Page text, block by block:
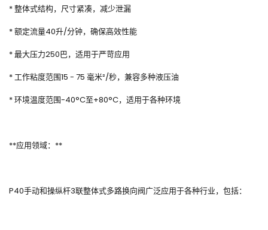
* 整体式结构，尺寸紧凑，减少泄漏
* 额定流量40升/分钟，确保高效性能
* 最大压力250巴，适用于严苛应用
* 工作粘度范围15 - 75 毫米²/秒，兼容多种液压油
* 环境温度范围-40°C至+80°C，适用于各种环境
**应用领域：**
P40手动和操纵杆3联整体式多路换向阀广泛应用于各种行业，包括：